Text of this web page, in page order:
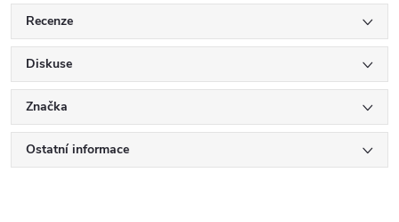
Recenze
Diskuse
Značka
Ostatní informace